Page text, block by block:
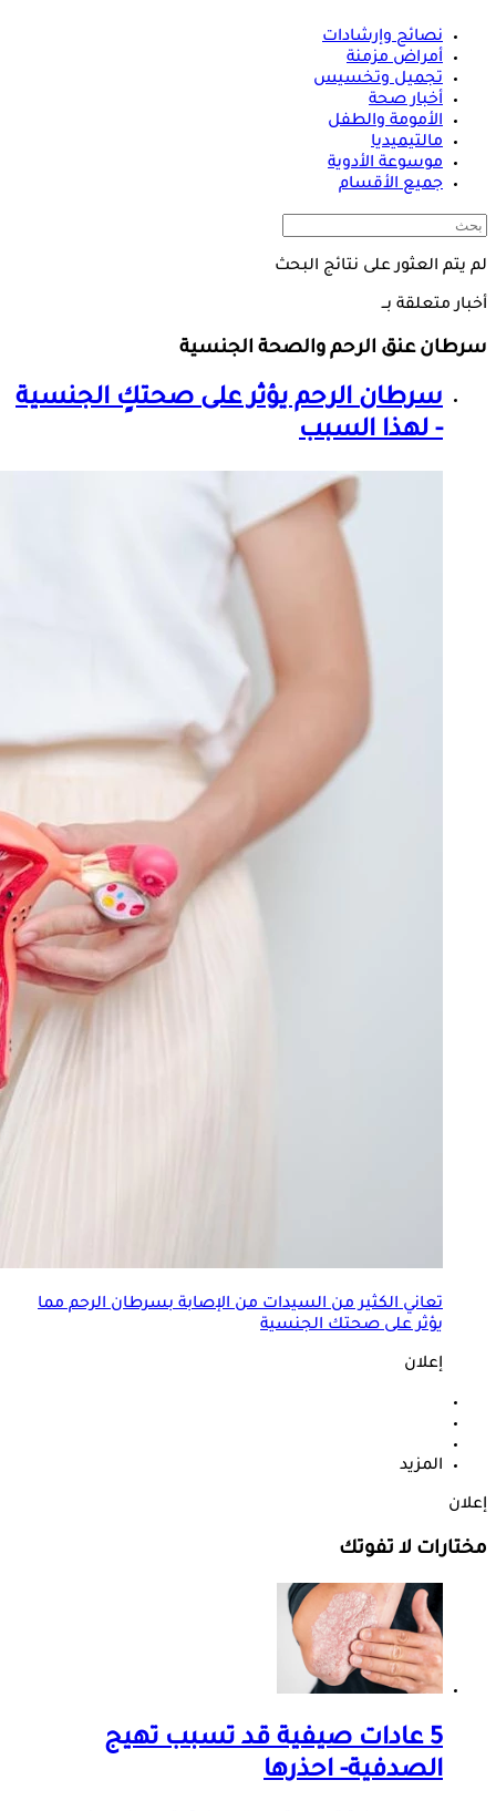
نصائح وإرشادات
أمراض مزمنة
تجميل وتخسيس
أخبار صحة
الأمومة والطفل
مالتيميديا
موسوعة الأدوية
جميع الأقسام
لم يتم العثور على نتائج البحث
أخبار متعلقة بــ
سرطان عنق الرحم والصحة الجنسية
سرطان الرحم يؤثر على صحتكٍ الجنسية
- لهذا السبب
تعاني الكثير من السيدات من الإصابة بسرطان الرحم مما
يؤثر على صحتك الجنسية
إعلان
المزيد
إعلان
مختارات لا تفوتك
5 عادات صيفية قد تسبب تهيج
الصدفية- احذرها